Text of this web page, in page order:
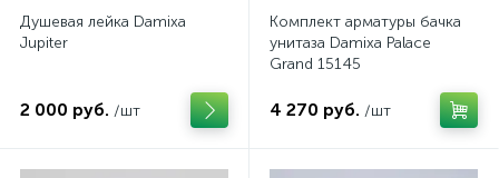
Душевая лейка Damixa
Jupiter
2 000 руб. /шт
Комплект арматуры бачка
унитаза Damixa Palace
Grand 15145
4 270 руб. /шт